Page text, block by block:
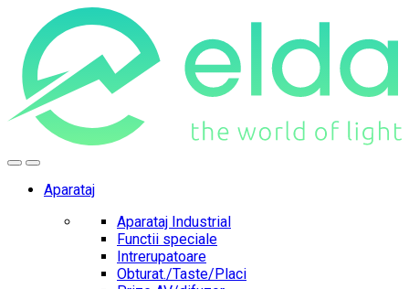
navigation
content
Aparataj
Aparataj Industrial
Functii speciale
Intrerupatoare
Obturat./Taste/Placi